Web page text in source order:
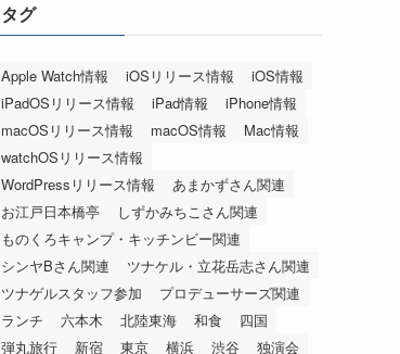
ータグ
Apple Watch情報 iOSリリース情報
iOS情報
iPadOSリリース情報
iPad情報
iPhone情報
macOSリリース情報
macOS情報
Mac情報
watchOSリリース情報
WordPressリリース情報
あまかずさん関連
お江戸日本橋亭
しずかみちこさん関連
ものくろキャンプ・キッチンビー関連
シンヤBさん関連
ツナケル・立花岳志さん関連
ツナゲルスタッフ参加
プロデューサーズ関連
ランチ
六本木 北陸東海 和食
四国
弾丸旅行
新宿 東京 横浜 渋谷 独演会